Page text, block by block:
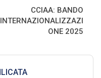
CCIAA: BANDO
INTERNAZIONALIZZAZI
ONE 2025